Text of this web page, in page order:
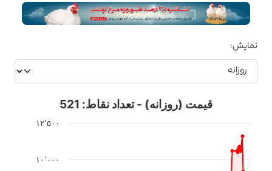
نمایش:
قیمت (روزانه) - تعداد نقاط: 521
۱۰٬۰۰۰
۱۲٬۵۰۰